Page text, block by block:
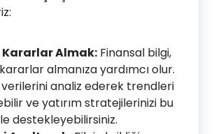
Kararlar Almak: Finansal bilgi,
almanıza yardımcı olur.
verilerini analiz ederek trendleri
ve yatırım stratejilerinizi bu
destekleyebilirsiniz.